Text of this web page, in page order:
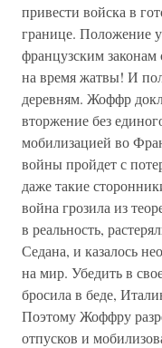
привести войска в
границе. Положение
французским законам
на время жатвы! И
деревням. Жоффр
вторжение без
мобилизацией во
войны пройдет с
даже такие
война грозила из
в реальность,
Седана, и казалось
на мир. Убедить в
бросила в беде,
Поэтому Жоффру
отпусков и